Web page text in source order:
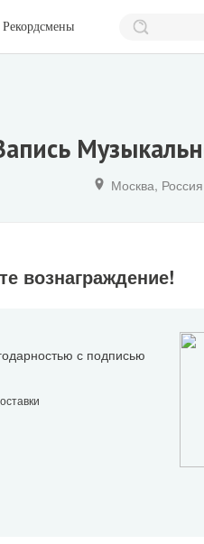
Рекордсмены
Москва, Россия
вознаграждение!
с подписью